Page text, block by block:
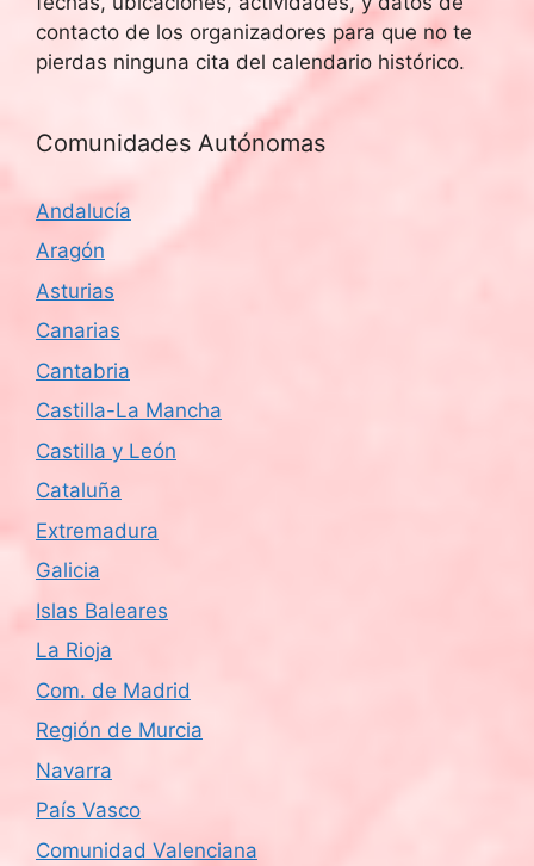
contacto de los organizadores para que no te
pierdas ninguna cita del calendario histórico.
Comunidades Autónomas
Andalucía
Aragón
Asturias
Canarias
Cantabria
Castilla-La Mancha
Castilla y León
Cataluña
Extremadura
Galicia
Islas Baleares
La Rioja
Com. de Madrid
Región de Murcia
Navarra
País Vasco
Comunidad Valenciana